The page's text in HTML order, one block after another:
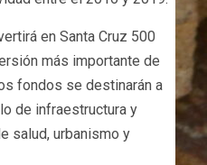
en Santa Cruz 500
más importante de
fondos se destinarán a
de infraestructura y
salud, urbanismo y